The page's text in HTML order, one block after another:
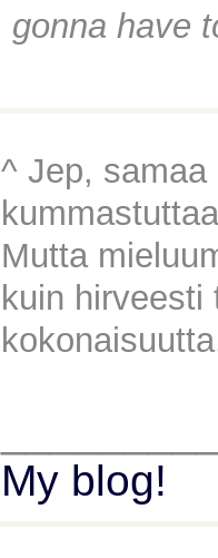
gonna have
^ Jep,
Mutta
kuin hirveesti
My blog!